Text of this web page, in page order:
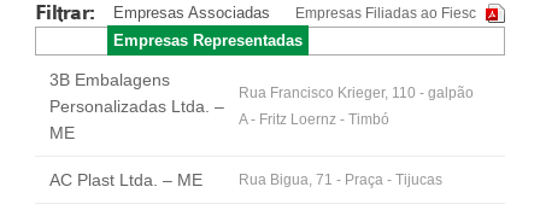
Acervo
Prestação de Contas
Central de Comunicação
Links
Agenda
Empresas Filiadas ao Fiesc
Filtrar:
Empresas Associadas
Empresas Representadas
3B Embalagens
Personalizadas Ltda. –
ME
Rua Francisco Krieger, 110 - galpão
A - Fritz Loernz - Timbó
AC Plast Ltda. – ME Rua Bigua, 71 - Praça - Tijucas